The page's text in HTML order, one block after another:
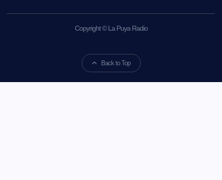
Copyright © La Puya Radio
Back to Top